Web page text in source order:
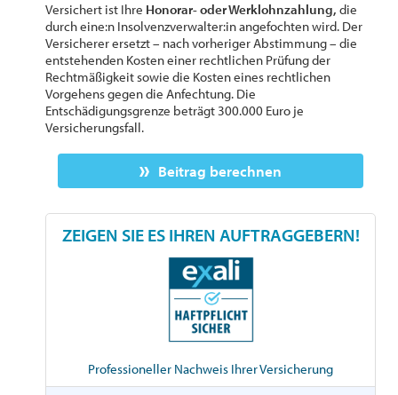
Versichert ist Ihre Honorar- oder Werklohnzahlung, die
durch eine:n Insolvenzverwalter:in angefochten wird. Der
Versicherer ersetzt – nach vorheriger Abstimmung – die
entstehenden Kosten einer rechtlichen Prüfung der
Rechtmäßigkeit sowie die Kosten eines rechtlichen
Vorgehens gegen die Anfechtung. Die
Entschädigungsgrenze beträgt 300.000 Euro je
Versicherungsfall.
Beitrag berechnen
ZEIGEN SIE ES IHREN AUFTRAGGEBERN!
Professioneller Nachweis Ihrer Versicherung